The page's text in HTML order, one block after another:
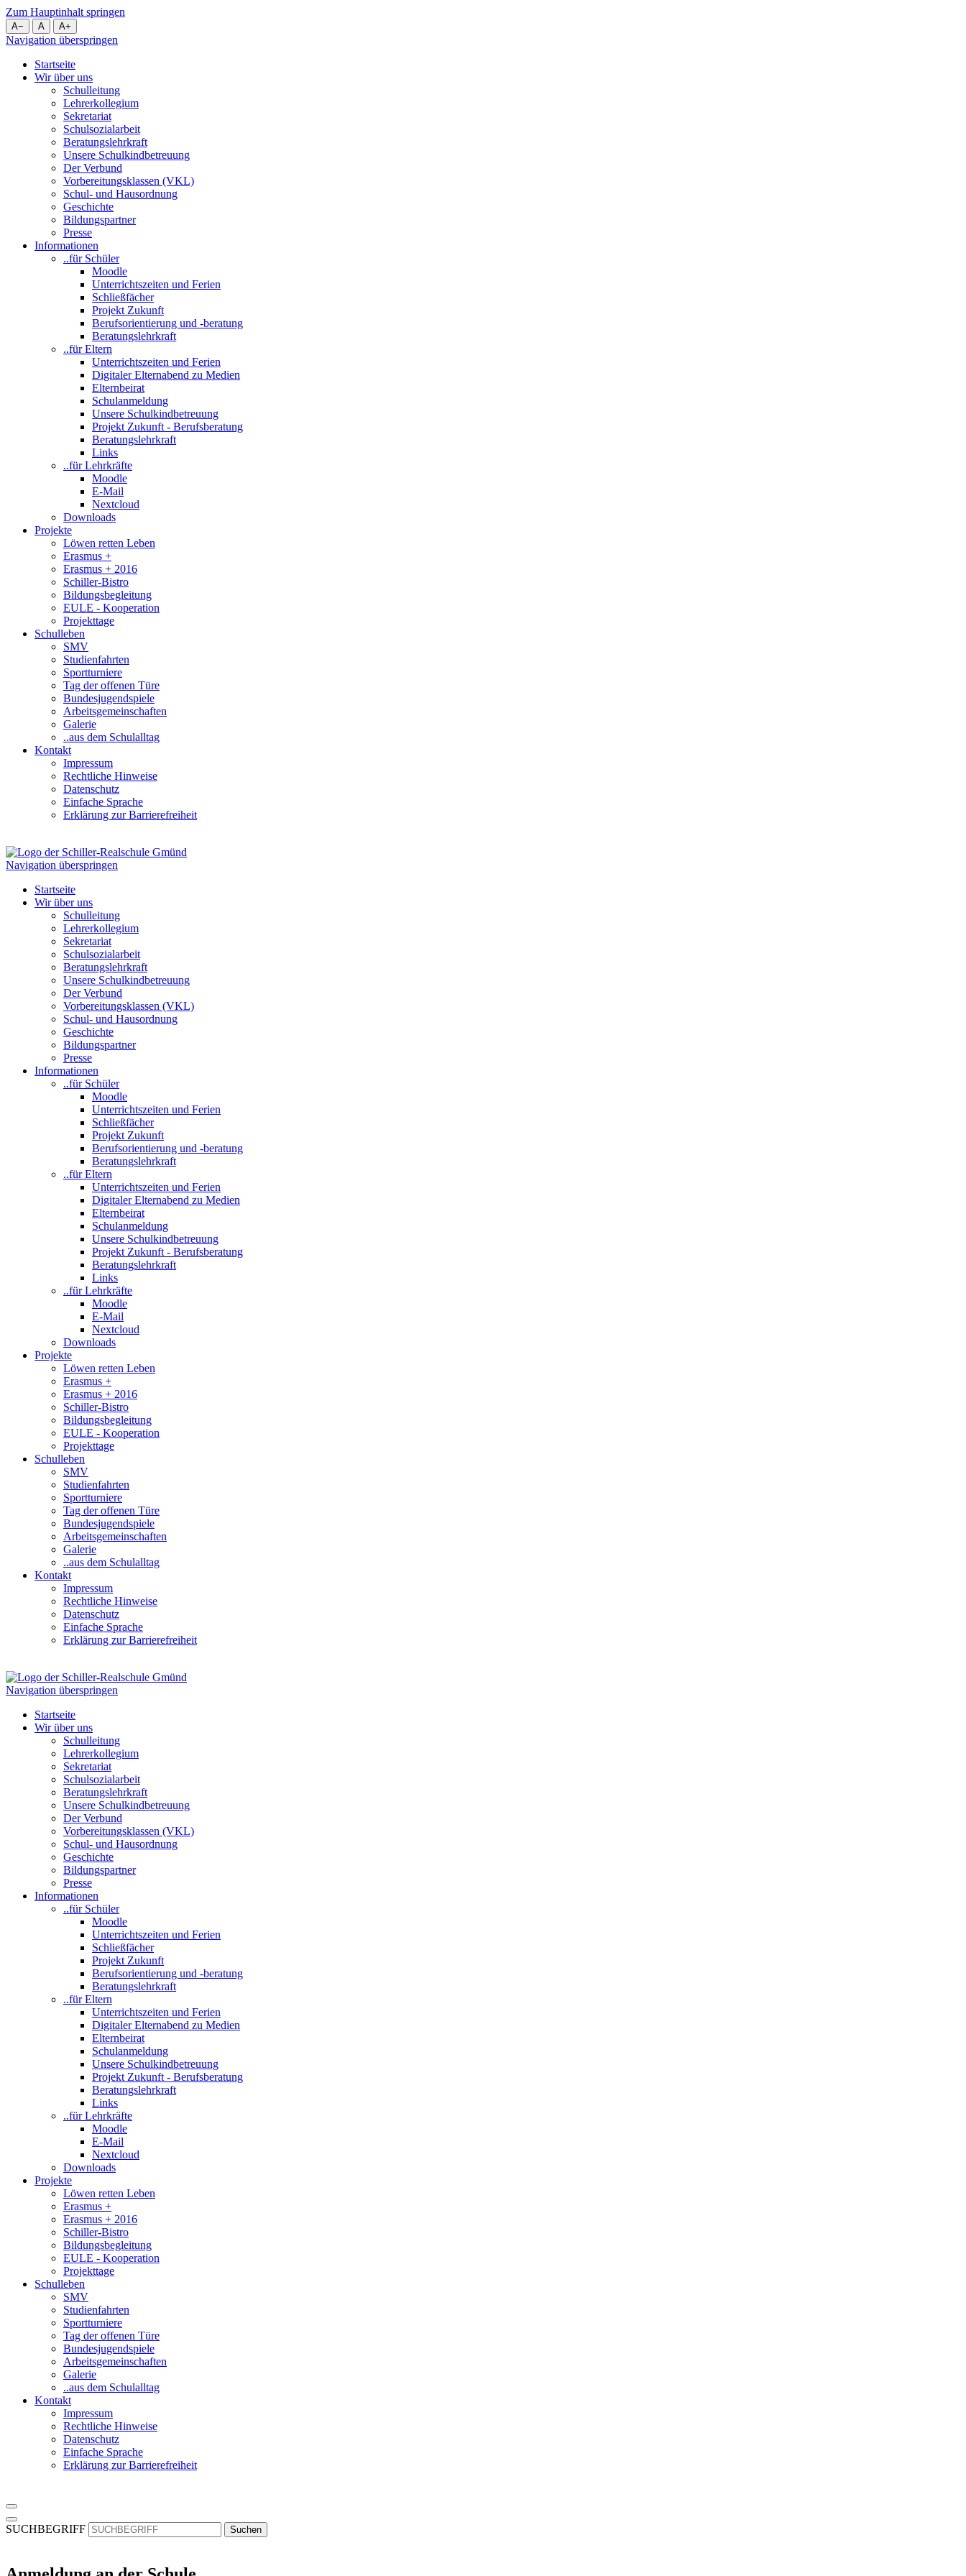
Zum Hauptinhalt springen
A− A A+
Navigation überspringen
Startseite
Wir über uns
Schulleitung
Lehrerkollegium
Sekretariat
Schulsozialarbeit
Beratungslehrkraft
Unsere Schulkindbetreuung
Der Verbund
Vorbereitungsklassen (VKL)
Schul- und Hausordnung
Geschichte
Bildungspartner
Presse
Informationen
..für Schüler
Moodle
Unterrichtszeiten und Ferien
Schließfächer
Projekt Zukunft
Berufsorientierung und -beratung
Beratungslehrkraft
..für Eltern
Unterrichtszeiten und Ferien
Digitaler Elternabend zu Medien
Elternbeirat
Schulanmeldung
Unsere Schulkindbetreuung
Projekt Zukunft - Berufsberatung
Beratungslehrkraft
Links
..für Lehrkräfte
Moodle
E-Mail
Nextcloud
Downloads
Projekte
Löwen retten Leben
Erasmus +
Erasmus + 2016
Schiller-Bistro
Bildungsbegleitung
EULE - Kooperation
Projekttage
Schulleben
SMV
Studienfahrten
Sportturniere
Tag der offenen Türe
Bundesjugendspiele
Arbeitsgemeinschaften
Galerie
..aus dem Schulalltag
Kontakt
Impressum
Rechtliche Hinweise
Datenschutz
Einfache Sprache
Erklärung zur Barrierefreiheit
Navigation überspringen
Startseite
Wir über uns
Schulleitung
Lehrerkollegium
Sekretariat
Schulsozialarbeit
Beratungslehrkraft
Unsere Schulkindbetreuung
Der Verbund
Vorbereitungsklassen (VKL)
Schul- und Hausordnung
Geschichte
Bildungspartner
Presse
Informationen
..für Schüler
Moodle
Unterrichtszeiten und Ferien
Schließfächer
Projekt Zukunft
Berufsorientierung und -beratung
Beratungslehrkraft
..für Eltern
Unterrichtszeiten und Ferien
Digitaler Elternabend zu Medien
Elternbeirat
Schulanmeldung
Unsere Schulkindbetreuung
Projekt Zukunft - Berufsberatung
Beratungslehrkraft
Links
..für Lehrkräfte
Moodle
E-Mail
Nextcloud
Downloads
Projekte
Löwen retten Leben
Erasmus +
Erasmus + 2016
Schiller-Bistro
Bildungsbegleitung
EULE - Kooperation
Projekttage
Schulleben
SMV
Studienfahrten
Sportturniere
Tag der offenen Türe
Bundesjugendspiele
Arbeitsgemeinschaften
Galerie
..aus dem Schulalltag
Kontakt
Impressum
Rechtliche Hinweise
Datenschutz
Einfache Sprache
Erklärung zur Barrierefreiheit
Navigation überspringen
Startseite
Wir über uns
Schulleitung
Lehrerkollegium
Sekretariat
Schulsozialarbeit
Beratungslehrkraft
Unsere Schulkindbetreuung
Der Verbund
Vorbereitungsklassen (VKL)
Schul- und Hausordnung
Geschichte
Bildungspartner
Presse
Informationen
..für Schüler
Moodle
Unterrichtszeiten und Ferien
Schließfächer
Projekt Zukunft
Berufsorientierung und -beratung
Beratungslehrkraft
..für Eltern
Unterrichtszeiten und Ferien
Digitaler Elternabend zu Medien
Elternbeirat
Schulanmeldung
Unsere Schulkindbetreuung
Projekt Zukunft - Berufsberatung
Beratungslehrkraft
Links
..für Lehrkräfte
Moodle
E-Mail
Nextcloud
Downloads
Projekte
Löwen retten Leben
Erasmus +
Erasmus + 2016
Schiller-Bistro
Bildungsbegleitung
EULE - Kooperation
Projekttage
Schulleben
SMV
Studienfahrten
Sportturniere
Tag der offenen Türe
Bundesjugendspiele
Arbeitsgemeinschaften
Galerie
..aus dem Schulalltag
Kontakt
Impressum
Rechtliche Hinweise
Datenschutz
Einfache Sprache
Erklärung zur Barrierefreiheit
SUCHBEGRIFF Suchen